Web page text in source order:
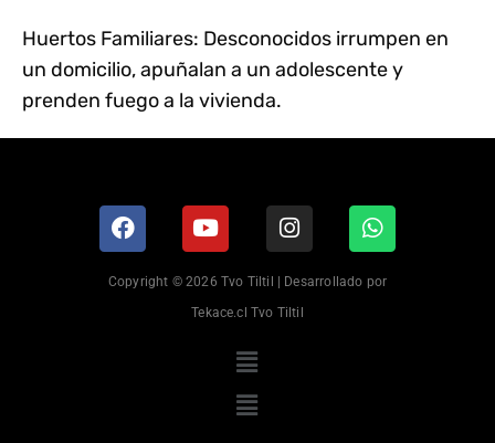
Huertos Familiares: Desconocidos irrumpen en
un domicilio, apuñalan a un adolescente y
prenden fuego a la vivienda.
Copyright © 2026 Tvo Tiltil | Desarrollado por
Tekace.cl Tvo Tiltil